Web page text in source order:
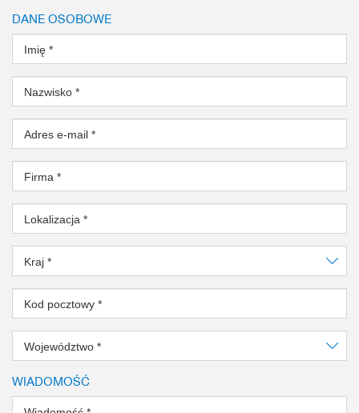
DANE OSOBOWE
Imię *
Nazwisko *
Adres e-mail *
Firma *
Lokalizacja *
Kraj *
Kod pocztowy *
Województwo *
WIADOMOŚĆ